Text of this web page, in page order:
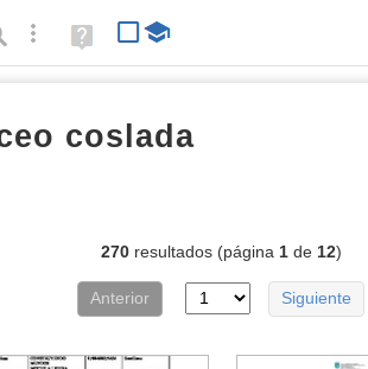
Búsqueda avanzada
Ayuda
(en
coslada
270resultados (página 1de 12)
Anterior Siguiente